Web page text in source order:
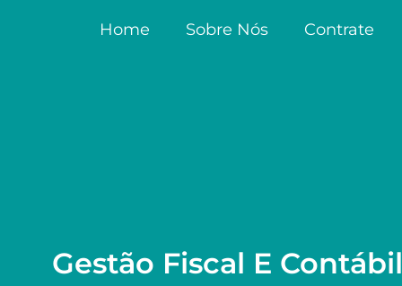
Home Sobre Nós Contrate
Gestão Fiscal E